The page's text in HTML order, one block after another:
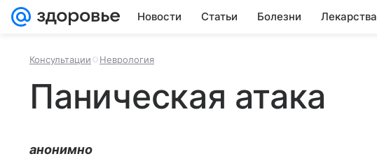
Новости Статьи Болезни Лекарства
Консультации Неврология
Паническая атака
анонимно